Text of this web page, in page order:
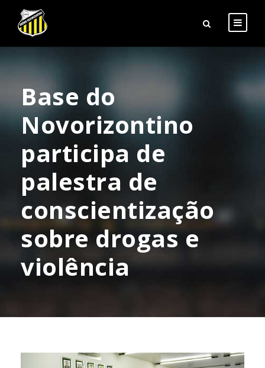
Base do
Novorizontino
participa de
palestra de
conscientização
sobre drogas e
violência